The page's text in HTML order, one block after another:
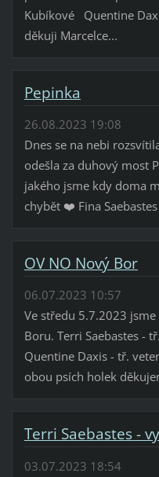
Kubíkové Quentine
děkuji Marcelce...
Pepinka
26.08.2023 19:08
Dnes se na nebi
odešla za duhový most
jakého jsme kdy doma
chybět ❤️ Fina
OV NO Nový Bor
06.07.2023 10:57
Ve středu 5.7.2023
Boru. Terri Saebastes -
Quentine Daxis - tř.
obou psích holek
Terri Saebastes -
03.07.2023 18:54